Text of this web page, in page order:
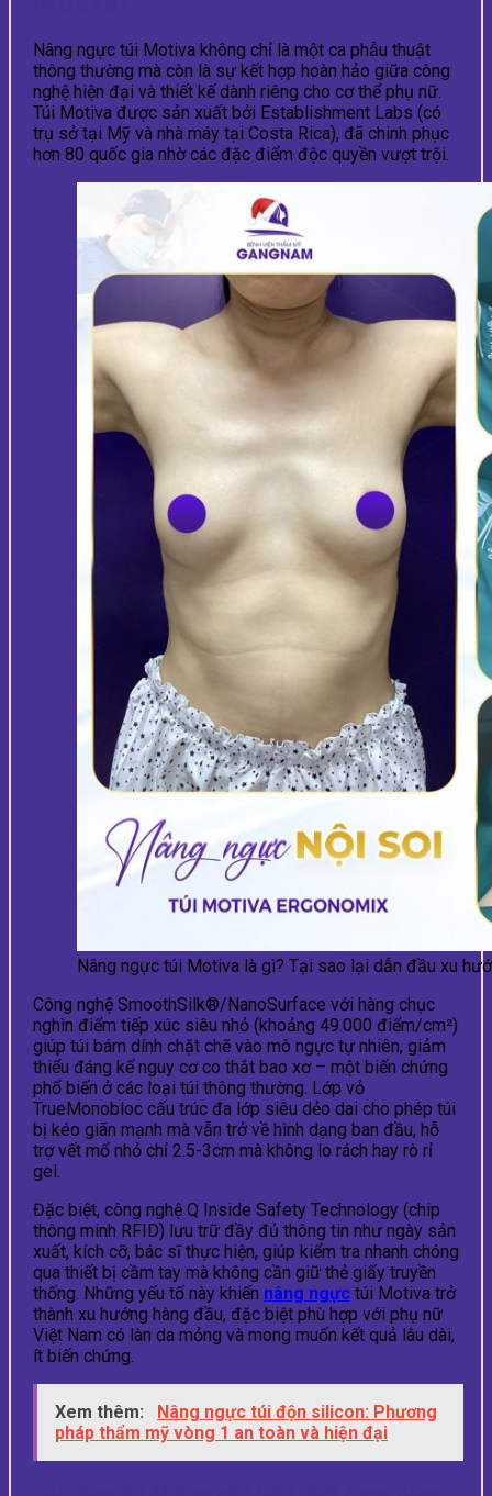
Nâng ngực túi Motiva không chỉ là một ca phẫu thuật
thông thường mà còn là sự kết hợp hoàn hảo giữa công
nghệ hiện đại và thiết kế dành riêng cho cơ thể phụ nữ.
Túi Motiva được sản xuất bởi Establishment Labs (có
trụ sở tại Mỹ và nhà máy tại Costa Rica), đã chinh phục
hơn 80 quốc gia nhờ các đặc điểm độc quyền vượt trội.
Nâng ngực túi Motiva là gì? Tại sao lại dẫn đầu xu
Công nghệ SmoothSilk®/NanoSurface với hàng chục
nghìn điểm tiếp xúc siêu nhỏ (khoảng 49.000 điểm/cm²)
giúp túi bám dính chặt chẽ vào mô ngực tự nhiên, giảm
thiểu đáng kể nguy cơ co thắt bao xơ – một biến chứng
phổ biến ở các loại túi thông thường. Lớp vỏ
TrueMonobloc cấu trúc đa lớp siêu dẻo dai cho phép túi
bị kéo giãn mạnh mà vẫn trở về hình dạng ban đầu, hỗ
trợ vết mổ nhỏ chỉ 2.5-3cm mà không lo rách hay rò rỉ
gel.
Đặc biệt, công nghệ Q Inside Safety Technology (chip
thông minh RFID) lưu trữ đầy đủ thông tin như ngày sản
xuất, kích cỡ, bác sĩ thực hiện, giúp kiểm tra nhanh chóng
qua thiết bị cầm tay mà không cần giữ thẻ giấy truyền
thống. Những yếu tố này khiến nâng ngực túi Motiva trở
thành xu hướng hàng đầu, đặc biệt phù hợp với phụ nữ
Việt Nam có làn da mỏng và mong muốn kết quả lâu dài,
ít biến chứng.
Xem thêm:
Nâng ngực túi độn silicon: Phương
pháp thẩm mỹ vòng 1 an toàn và hiện đại